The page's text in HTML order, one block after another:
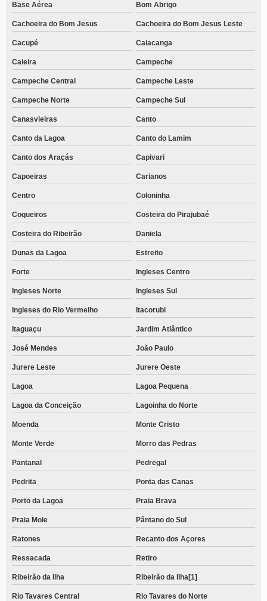
Base Aérea Bom Abrigo
Cachoeira do Bom Jesus Cachoeira do Bom Jesus Leste
Cacupé Caiacanga
Caieira Campeche
Campeche Central Campeche Leste
Campeche Norte Campeche Sul
Canasvieiras Canto
Canto da Lagoa Canto do Lamim
Canto dos Araçás Capivari
Capoeiras Carianos
Centro Coloninha
Coqueiros Costeira do Pirajubaé
Costeira do Ribeirão Daniela
Dunas da Lagoa Estreito
Forte Ingleses Centro
Ingleses Norte Ingleses Sul
Ingleses do Rio Vermelho Itacorubi
Itaguaçu Jardim Atlântico
José Mendes João Paulo
Jurere Leste Jurere Oeste
Lagoa Lagoa Pequena
Lagoa da Conceição Lagoinha do Norte
Moenda Monte Cristo
Monte Verde Morro das Pedras
Pantanal Pedregal
Pedrita Ponta das Canas
Porto da Lagoa Praia Brava
Praia Mole Pântano do Sul
Ratones Recanto dos Açores
Ressacada Retiro
Ribeirão da Ilha Ribeirão da Ilha[1]
Rio Tavares Central Rio Tavares do Norte